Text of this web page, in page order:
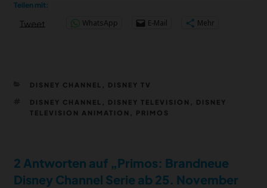
Teilen mit:
Tweet WhatsApp E-Mail Mehr
KATEGORIEN
DISNEY CHANNEL DISNEY TV
SCHLAGWÖRTER
DISNEY CHANNEL DISNEY TELEVISION
DISNEY
TELEVISION ANIMATION
PRIMOS
2 Antworten auf „Primos: Brandneue
Disney Channel Serie ab 25. November